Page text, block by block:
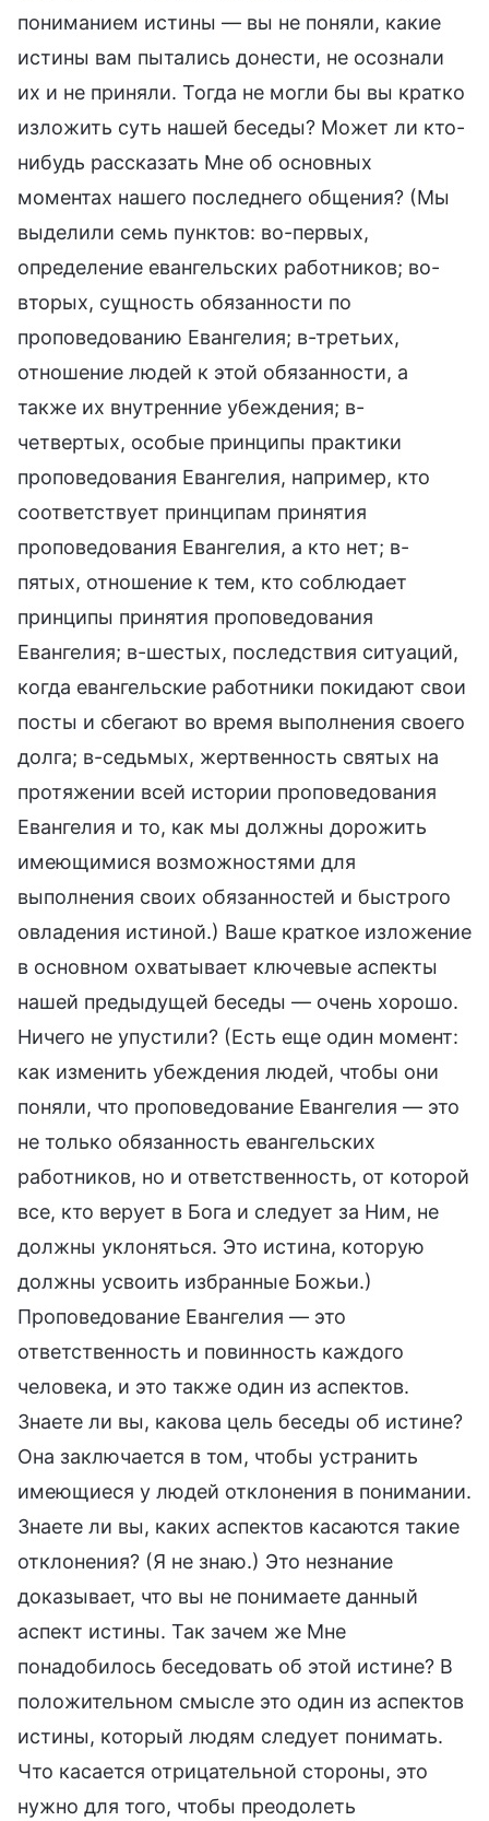
пониманием истины — вы не поняли, какие
истины вам пытались донести, не осознали
их и не приняли. Тогда не могли бы вы кратко
изложить суть нашей беседы? Может ли кто-
нибудь рассказать Мне об основных
моментах нашего последнего общения? (Мы
выделили семь пунктов: во-первых,
определение евангельских работников; во-
вторых, сущность обязанности по
проповедованию Евангелия; в-третьих,
отношение людей к этой обязанности, а
также их внутренние убеждения; в-
четвертых, особые принципы практики
проповедования Евангелия, например, кто
соответствует принципам принятия
проповедования Евангелия, а кто нет; в-
пятых, отношение к тем, кто соблюдает
принципы принятия проповедования
Евангелия; в-шестых, последствия ситуаций,
когда евангельские работники покидают свои
посты и сбегают во время выполнения своего
долга; в-седьмых, жертвенность святых на
протяжении всей истории проповедования
Евангелия и то, как мы должны дорожить
имеющимися возможностями для
выполнения своих обязанностей и быстрого
овладения истиной.) Ваше краткое изложение
в основном охватывает ключевые аспекты
нашей предыдущей беседы — очень хорошо.
Ничего не упустили? (Есть еще один момент:
как изменить убеждения людей, чтобы они
поняли, что проповедование Евангелия — это
не только обязанность евангельских
работников, но и ответственность, от которой
все, кто верует в Бога и следует за Ним, не
должны уклоняться. Это истина, которую
должны усвоить избранные Божьи.)
Проповедование Евангелия — это
ответственность и повинность каждого
человека, и это также один из аспектов.
Знаете ли вы, какова цель беседы об истине?
Она заключается в том, чтобы устранить
имеющиеся у людей отклонения в понимании.
Знаете ли вы, каких аспектов касаются такие
отклонения? (Я не знаю.) Это незнание
доказывает, что вы не понимаете данный
аспект истины. Так зачем же Мне
понадобилось беседовать об этой истине? В
положительном смысле это один из аспектов
истины, который людям следует понимать.
Что касается отрицательной стороны, это
нужно для того, чтобы преодолеть